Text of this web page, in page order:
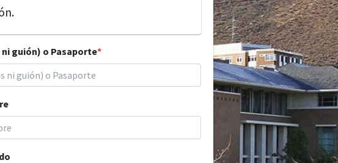
guión) o Pasaporte*